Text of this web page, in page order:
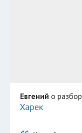
Евгений о
Харек